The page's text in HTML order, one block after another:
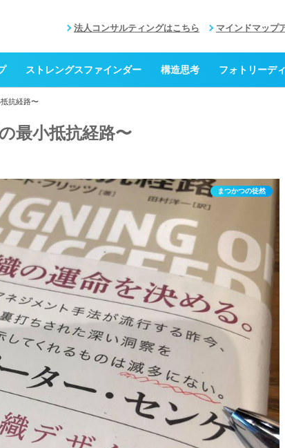
法人コンサルティングはこちら マインドマップ
ストレングスファインダー 構造思考 フォトリーデ
抗経路〜
最小抵抗経路〜
まつかつの徒然